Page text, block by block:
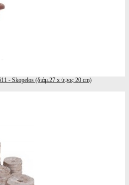
- Skopelos (διάμ.27 x ύψος 20 cm)